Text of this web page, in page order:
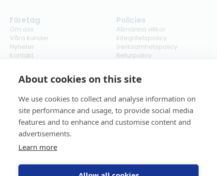
About cookies on this site
We use cookies to collect and analyse information on
site performance and usage, to provide social media
features and to enhance and customise content and
advertisements.
Learn more
Företag
Om oss
Våra kunder
Nyheter
Kontakt
Policies
Allmänna villkor
Integritetspolicy
Verksamhetspolicy
Returpolicy
Cookies